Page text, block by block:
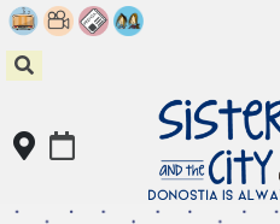
Skip
to
content